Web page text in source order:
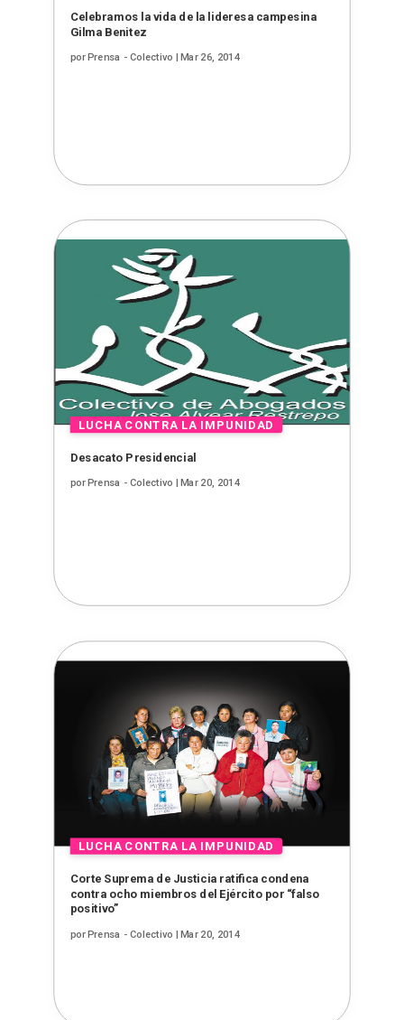
Celebramos la vida de la lideresa campesina
Gilma Benitez
porPrensa - Colectivo | Mar 26, 2014
Desacato Presidencial
por Prensa - Colectivo Mar 20, 2014
Corte Suprema de Justicia ratifica condena
contra ocho miembros del Ejército por “falso
positivo”
porPrensa - Colectivo | Mar 20, 2014